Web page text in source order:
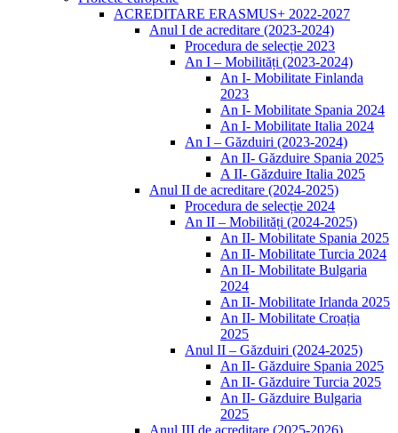
ACREDITARE ERASMUS+ 2022-2027
Anul I de acreditare (2023-2024)
Procedura de selecție 2023
An I – Mobilități (2023-2024)
An I- Mobilitate Finlanda
2023
An I- Mobilitate Spania 2024
An I- Mobilitate Italia 2024
An I – Găzduiri (2023-2024)
An II- Găzduire Spania 2025
A II- Găzduire Italia 2025
Anul II de acreditare (2024-2025)
Procedura de selecție 2024
An II – Mobilități (2024-2025)
An II- Mobilitate Spania 2025
An II- Mobilitate Turcia 2024
An II- Mobilitate Bulgaria
2024
An II- Mobilitate Irlanda 2025
An II- Mobilitate Croația
2025
Anul II – Găzduiri (2024-2025)
An II- Găzduire Spania 2025
An II- Găzduire Turcia 2025
An II- Găzduire Bulgaria
2025